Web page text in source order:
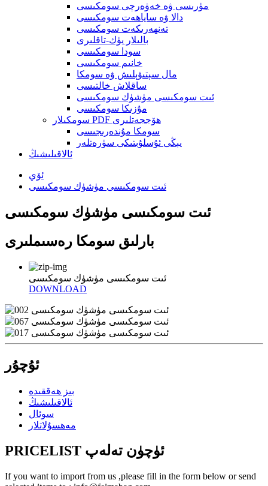
مۈرىسى ۋە خەۋەرچى سومكىسى
دالا ۋە ساياھەت سومكىسى
تەنھەرىكەت سومكىسى
بالىلار يۈك-تاقلىرى
سودا سومكىسى
خانىم سومكىسى
مال سېتىۋېلىش ۋە سومكا
ساقلاش خالتىسى
ئىت سومكىسى مۈشۈك سومكىسى
مۇزىكا سومكىسى
سومكىلار PDF ھۆججەتلىرى
سومكا مۇندەرىجىسى
يېڭى ئۇسلۇبتىكى سۈرەتلەر
ئالاقىلىشىڭ
ئۆي
ئىت سومكىسى مۈشۈك سومكىسى
ئىت سومكىسى مۈشۈك سومكىسى
بارلىق سومكا رەسىملىرى
ئىت سومكىسى مۈشۈك سومكىسى
DOWNLOAD
ئۇچۇر
بىز ھەققىدە
ئالاقىلىشىڭ
سوئال
مەھسۇلاتلار
PRICELIST ئۈچۈن تەلەپ
If you want to import from us ,please fill in the form below or send